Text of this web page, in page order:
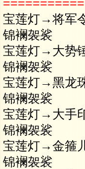
宝莲灯→将
锦襕袈裟
宝莲灯→大
锦襕袈裟
宝莲灯→黑
锦襕袈裟
宝莲灯→大
锦襕袈裟
宝莲灯→金
锦襕袈裟